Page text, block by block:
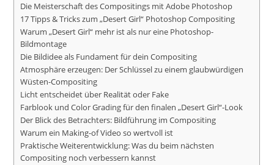
Die Meisterschaft des Compositings mit Adobe Photoshop
17 Tipps & Tricks zum „Desert Girl“ Photoshop Compositing
Warum „Desert Girl“ mehr ist als nur eine Photoshop-
Bildmontage
Die Bildidee als Fundament für dein Compositing
Atmosphäre erzeugen: Der Schlüssel zu einem glaubwürdigen
Wüsten-Compositing
Licht entscheidet über Realität oder Fake
Farblook und Color Grading für den finalen „Desert Girl“-Look
Der Blick des Betrachters: Bildführung im Compositing
Warum ein Making-of Video so wertvoll ist
Praktische Weiterentwicklung: Was du beim nächsten
Compositing noch verbessern kannst